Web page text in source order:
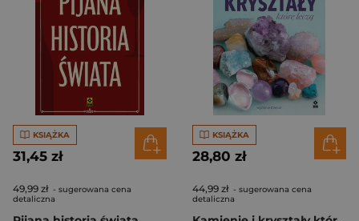
KSIĄŻKA
31,45 zł
49,99 zł - sugerowana cena
detaliczna
KSIĄŻKA
28,80 zł
44,99 zł - sugerowana cena
detaliczna